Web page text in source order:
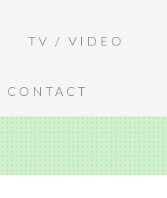
TV / VIDEO
CONTACT